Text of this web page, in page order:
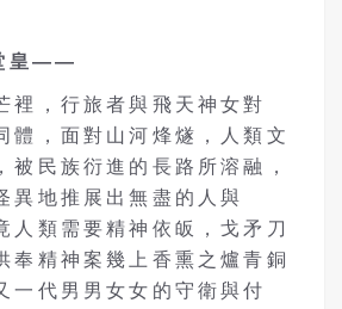
皇——
裡，行旅者與飛天神女對
體，面對山河烽燧，人類文
被民族衍進的長路所溶融，
異地推展出無盡的人與
類需要精神依皈，戈矛刀
奉精神案幾上香熏之爐青銅
一代男男女女的守衛與付